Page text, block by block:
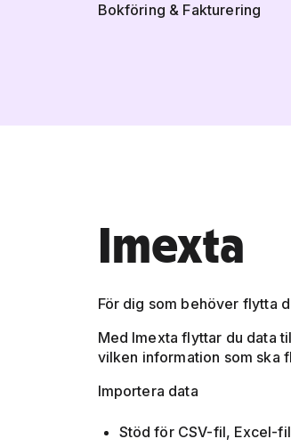
Bokföring & Fakturering
Imexta
För dig som behöver flytta
Med Imexta flyttar du data
vilken information som ska
Importera data
Stöd för CSV-fil, Excel-